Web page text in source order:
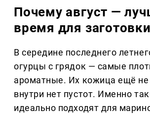
Почему август —
время для заготовки
В середине последнего
огурцы с грядок — самые
ароматные. Их кожица ещё не
внутри нет пустот. Именно
идеально подходят для